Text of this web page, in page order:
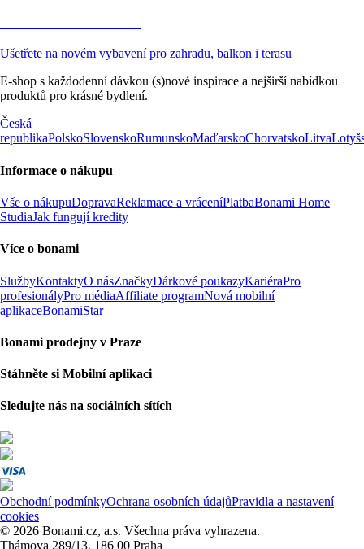
Ušetřete na novém vybavení pro zahradu, balkon i terasu
E-shop s každodenní dávkou (s)nové inspirace a nejširší nabídkou
produktů pro krásné bydlení.
Česká
republikaPolskoSlovenskoRumunskoMaďarskoChorvatskoLitva
Informace o nákupu
Vše o nákupuDopravaReklamace a vráceníPlatbaBonami Home
StudiaJak fungují kredity
Více o bonami
SlužbyKontaktyO násZnačkyDárkové poukazyKariéraPro
profesionályPro médiaAffiliate programNová mobilní
aplikaceBonamiStar
Bonami prodejny v Praze
Stáhněte si Mobilní aplikaci
Sledujte nás na sociálních sítích
Obchodní podmínkyOchrana osobních údajůPravidla a nastavení
cookies
© 2026 Bonami.cz, a.s. Všechna práva vyhrazena.
Thámova 289/13, 186 00 Praha